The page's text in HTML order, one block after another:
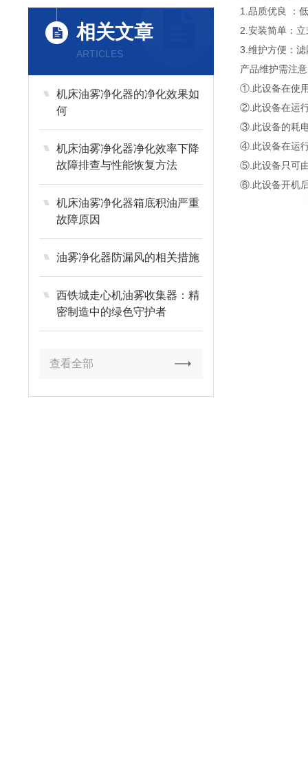
相关文章
ARTICLES
机床油雾净化器的净化效果如
何
机床油雾净化器净化效率下降
故障排查与性能恢复方法
机床油雾净化器箱底积油严重
故障原因
油雾净化器防漏风的相关措施
西铁城走心机油雾收集器：精
密制造中的绿色守护者
查看全部
1.品质优良 ：
2.安装简单：
3.维护方便：
产品维护需注
①.此设备在使
②.此设备在运
③.此设备的耗
④.此设备在运
⑤.此设备只可
⑥.此设备开机